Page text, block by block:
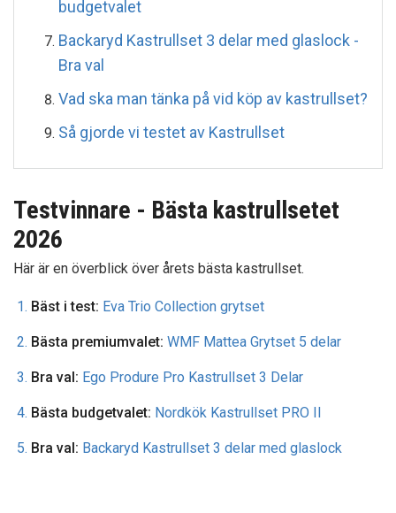
budgetvalet
Backaryd Kastrullset 3 delar med glaslock -
Bra val
Vad ska man tänka på vid köp av kastrullset?
Så gjorde vi testet av Kastrullset
Testvinnare - Bästa kastrullsetet
2026
Här är en överblick över årets bästa kastrullset.
Bäst i test: Eva Trio Collection grytset
Bästa premiumvalet: WMF Mattea Grytset 5 delar
Bra val: Ego Produre Pro Kastrullset 3 Delar
Bästa budgetvalet: Nordkök Kastrullset PRO II
Bra val: Backaryd Kastrullset 3 delar med glaslock